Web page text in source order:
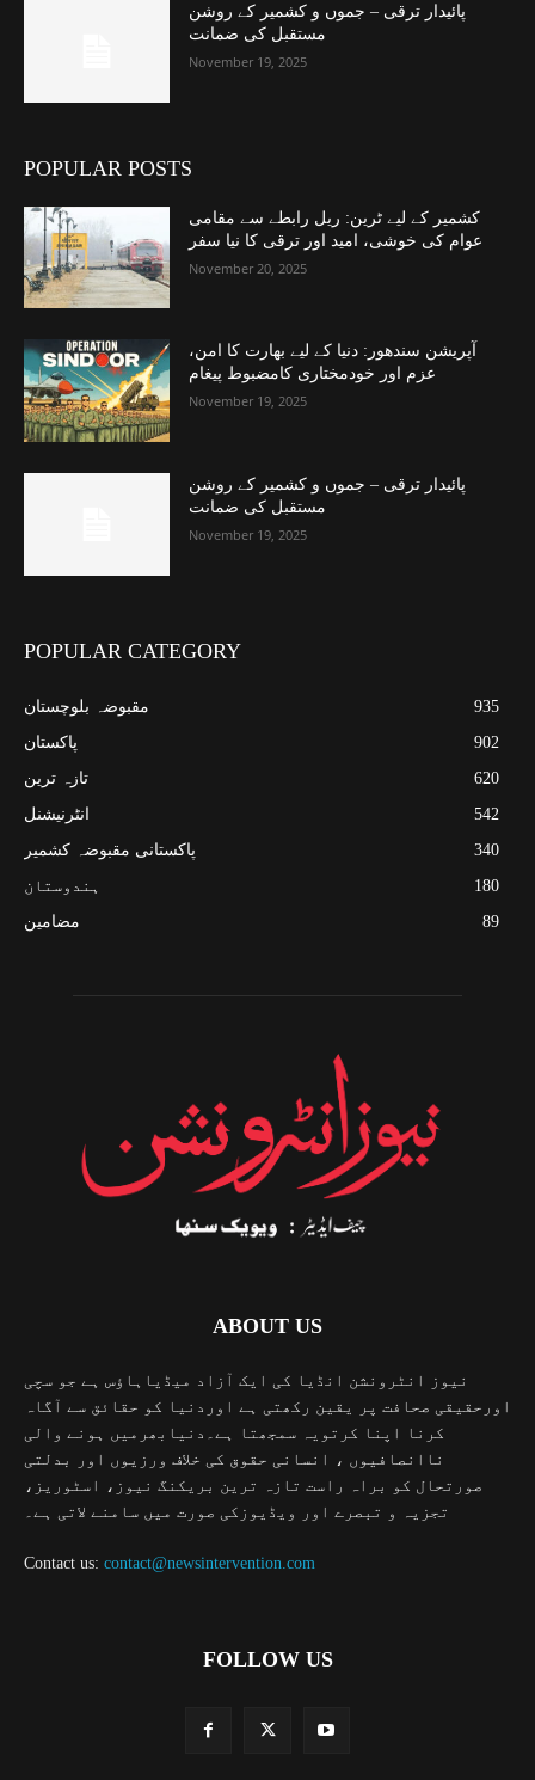
پائیدار ترقی – جموں و کشمیر کے روشن
مستقبل کی ضمانت
November 19, 2025
POPULAR POSTS
کشمیر کے لیے ٹرین: ریل رابطے سے مقامی
عوام کی خوشی، امید اور ترقی کا نیا سفر
November 20, 2025
آپریشن سندھور: دنیا کے لیے بھارت کا امن،
عزم اور خودمختاری کامضبوط پیغام
November 19, 2025
پائیدار ترقی – جموں و کشمیر کے روشن
مستقبل کی ضمانت
November 19, 2025
POPULAR CATEGORY
مقبوضہ بلوچستان
935
پاکستان
902
تازہ ترین
620
انٹرنیشنل
542
پاکستانی مقبوضہ کشمیر
340
ہندوستان
180
مضامین
89
ABOUT US
نیوز انٹرونشن انڈیا کی ایک آزاد میڈیاہاؤس ہے جو سچی
اورحقیقی صحافت پر یقین رکھتی ہے اوردنیا کو حقائق سے آگاہ
کرنا اپنا کرتویہ سمجھتا ہے۔دنیابھرمیں ہونے والی
ناانصافیوں ، انسانی حقوق کی خلاف ورزیوں اور بدلتی
صورتحال کو براہ راست تازہ ترین بریکنگ نیوز، اسٹوریز،
تجزیہ و تبصرے اور ویڈیوزکی صورت میں سامنے لاتی ہے۔
Contact us: contact@newsintervention.com
FOLLOW US